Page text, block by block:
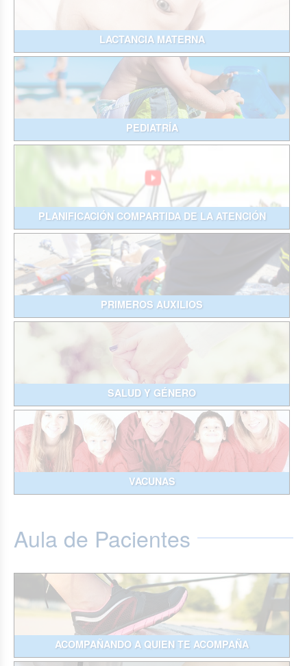
LACTANCIA MATERNA
PEDIATRÍA
PLANIFICACIÓN COMPARTIDA DE LA ATENCIÓN
PRIMEROS AUXILIOS
SALUD Y GÉNERO
VACUNAS
Aula de Pacientes
ACOMPAÑANDO A QUIEN TE ACOMPAÑA